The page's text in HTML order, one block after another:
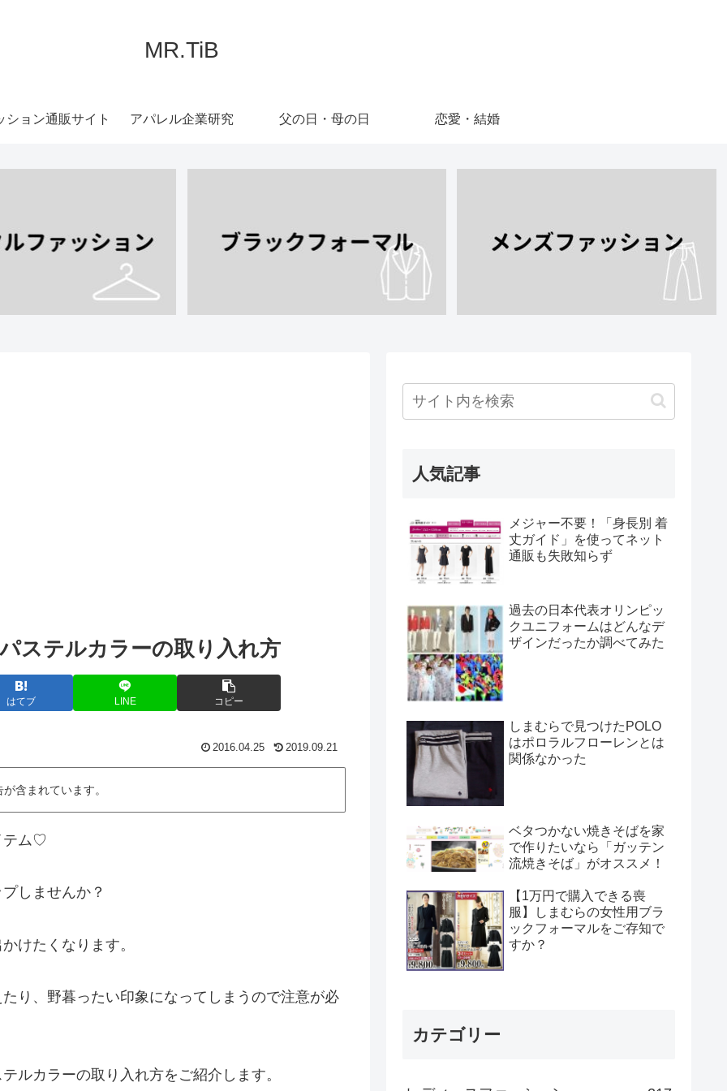
MR.TiB
ション通販サイト アパレル企業研究 父の日・母の日 恋愛・結婚
ステルカラーの取り入れ方
はてブ LINE コピー
2016.04.25 2019.09.21
含まれています。
テム♡
しませんか？
けたくなります。
り、野暮ったい印象になってしまうので注意が必
ルカラーの取り入れ方をご紹介します。
人気記事
メジャー不要！「身長別 着
丈ガイド」を使ってネット
通販も失敗知らず
過去の日本代表オリンピッ
クユニフォームはどんなデ
ザインだったか調べてみた
しまむらで見つけたPOLO
はポロラルフローレンとは
関係なかった
ベタつかない焼きそばを家
で作りたいなら「ガッテン
流焼きそば」がオススメ！
【1万円で購入できる喪
服】しまむらの女性用ブラ
ックフォーマルをご存知で
すか？
カテゴリー